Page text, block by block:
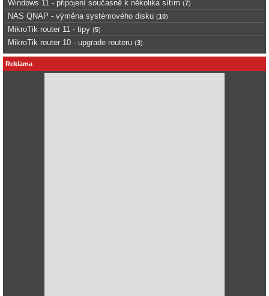
Windows 11 - připojení současně k několika sítím (7)
NAS QNAP - výměna systémového disku (10)
MikroTik router 11 - tipy (5)
MikroTik router 10 - upgrade routeru (3)
Reklama